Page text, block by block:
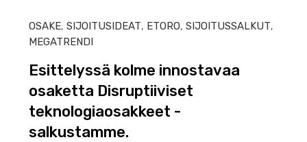
OSAKE,SIJOITUSIDEAT, ETORO,SIJOITUSSALKUT,
MEGATRENDI
Esittelyssä kolme innostavaa
osaketta Disruptiiviset
teknologiaosakkeet -
salkustamme.